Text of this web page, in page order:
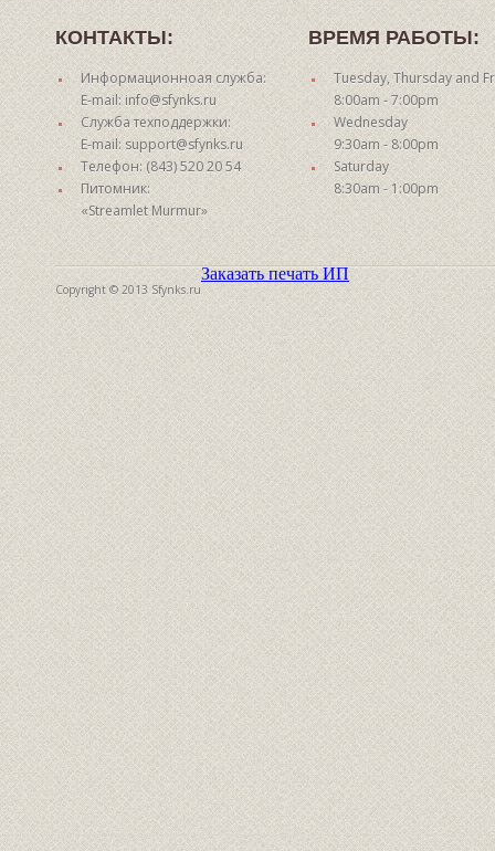
КОНТАКТЫ:
Информационноая служба:
E-mail: info@sfynks.ru
Служба техподдержки:
E-mail: support@sfynks.ru
Телефон: (843) 520 20 54
Питомник:
«Streamlet Murmur»
ВРЕМЯ РАБОТЫ:
Tuesday, Thursday and
8:00am - 7:00pm
Wednesday
9:30am - 8:00pm
Saturday
8:30am - 1:00pm
Copyright © 2013 Sfynks.ru
Заказать печать ИП